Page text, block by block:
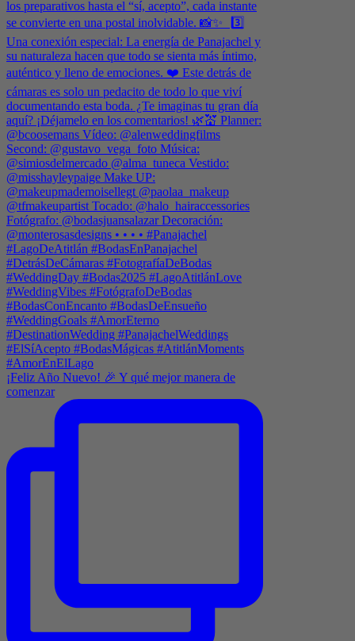
¡Feliz Año Nuevo! 🎉 Y qué mejor manera de
comenzar